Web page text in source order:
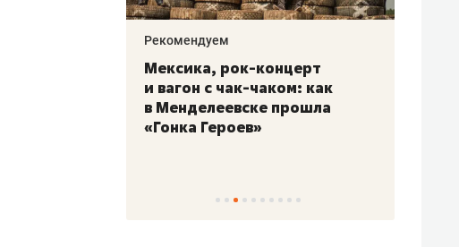
Рекомендуем
Мексика, рок-концерт
и вагон с чак-чаком: как
в Менделеевске прошла
«Гонка Героев»